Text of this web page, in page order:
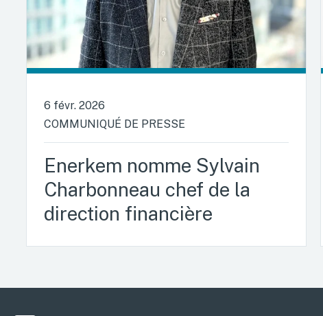
6 févr. 2026
COMMUNIQUÉ DE PRESSE
Enerkem nomme Sylvain
Charbonneau chef de la
direction financière